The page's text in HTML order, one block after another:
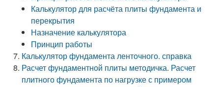
Калькулятор для расчёта плиты фундамента и
перекрытия
Назначение калькулятора
Принцип работы
Калькулятор фундамента ленточного. справка
Расчет фундаментной плиты методичка. Расчет
плитного фундамента по нагрузке с примером